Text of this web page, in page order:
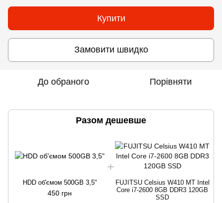
Купити
Замовити швидко
До обраного Порівняти
Разом дешевше
HDD об'ємом 500GB 3,5"
450 грн
FUJITSU Celsius W410 MT Intel
Core i7-2600 8GB DDR3 120GB
SSD